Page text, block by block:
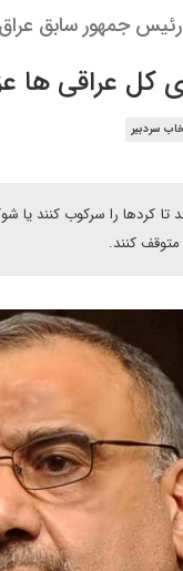
جمهور سابق
کل عراقی ها
سردبیر
کردها را سرکوب کنند یا
کنند.